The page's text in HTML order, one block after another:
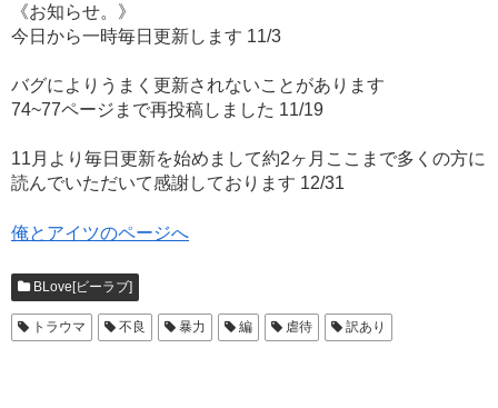
《お知らせ。》
今日から一時毎日更新します 11/3
バグによりうまく更新されないことがあります
74~77ページまで再投稿しました 11/19
11月より毎日更新を始めまして約2ヶ月ここまで多くの方に
読んでいただいて感謝しております 12/31
俺とアイツのページへ
BLove[ビーラブ]
トラウマ 不良 暴力 編 虐待 訳あり